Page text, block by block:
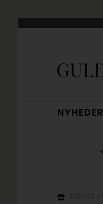
NYHEDER